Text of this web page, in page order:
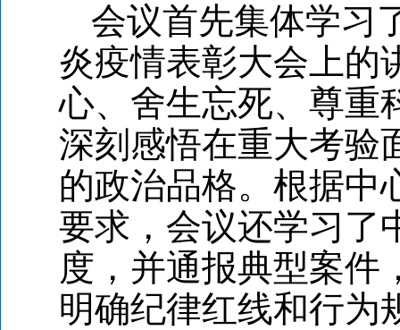
会议首先集体学习
炎疫情表彰大会上的
心、舍生忘死、尊重
深刻感悟在重大考验
的政治品格。根据中
要求，会议还学习了
度，并通报典型案件
明确纪律红线和行为